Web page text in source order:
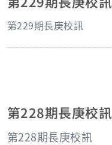
第229期長庚校訊
第228期長庚校訊
第228期長庚校訊